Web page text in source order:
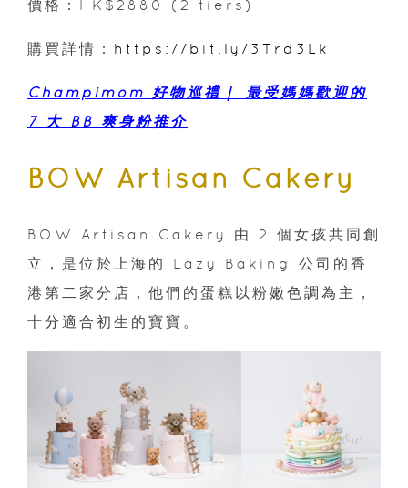
價格：HK$2880 (2 tiers)
購買詳情： https://bit.ly/3Trd3Lk
Champimom 好物巡禮｜ 最受媽媽歡迎的
7 大 BB 爽身粉推介
BOW Artisan Cakery
BOW Artisan Cakery 由 2 個女孩共同創
立，是位於上海的 Lazy Baking 公司的香
港第二家分店，他們的蛋糕以粉嫩色調為主，
十分適合初生的寶寶。